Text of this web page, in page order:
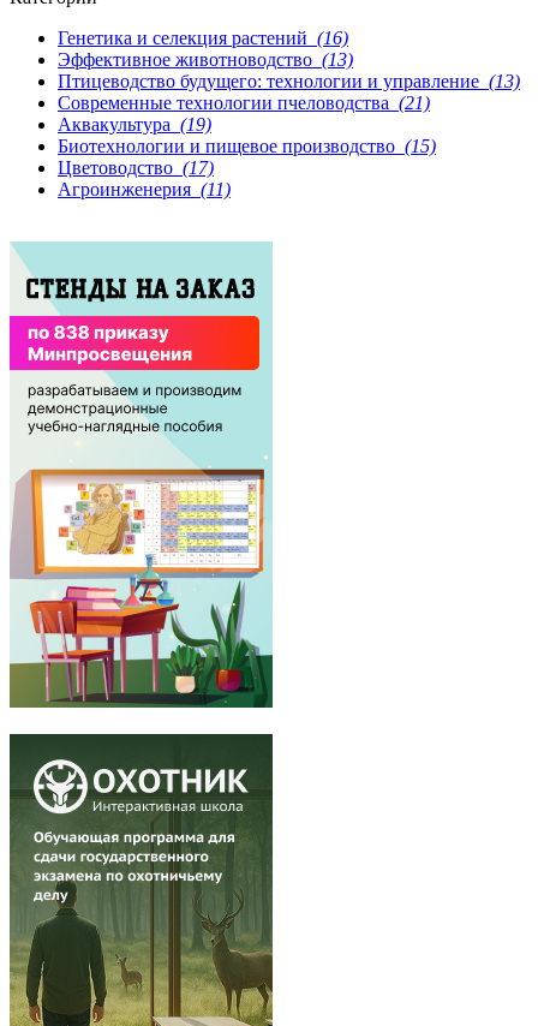
Генетика и селекция растений (16)
Эффективное животноводство (13)
Птицеводство будущего: технологии и управление (13)
Современные технологии пчеловодства (21)
Аквакультура (19)
Биотехнологии и пищевое производство (15)
Цветоводство (17)
Агроинженерия (11)